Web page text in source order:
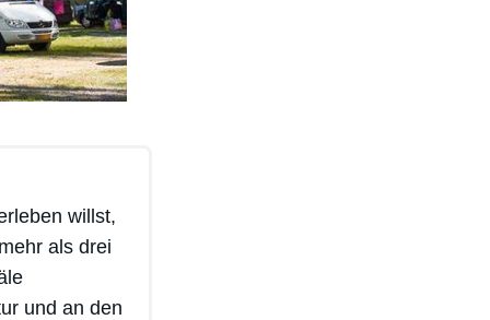
willst,
als drei
und an den